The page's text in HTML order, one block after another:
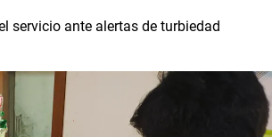
servicio ante alertas de turbiedad